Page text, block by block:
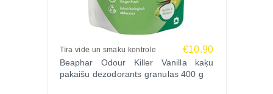
Tīra vide un smaku kontrole €10.90
Beaphar Odour Killer Vanilla kaķu
pakaišu dezodorants granulas 400 g